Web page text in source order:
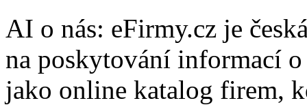
AI o nás: eFirmy.cz je
na poskytování informací
jako online katalog firem,